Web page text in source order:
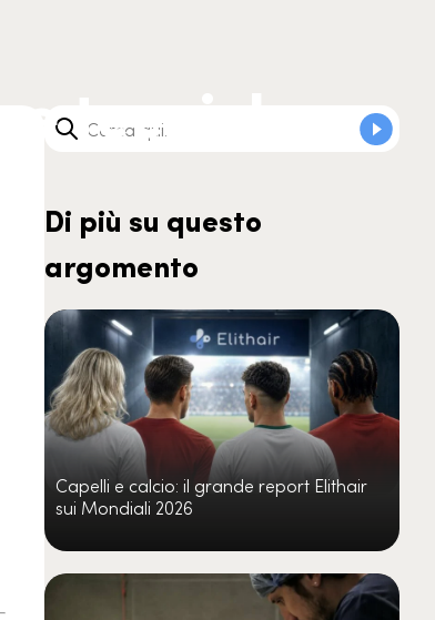
tecniche
Di più su questo
argomento
Capelli e calcio: il grande report Elithair
sui Mondiali 2026